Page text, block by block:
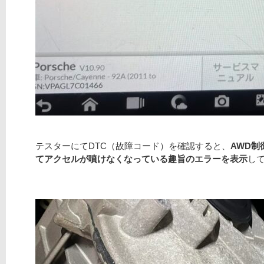
テスターにてDTC（故障コード）を確認すると、 AWD制
てアクセルが噴けなくなっている趣旨のエラーを表示し